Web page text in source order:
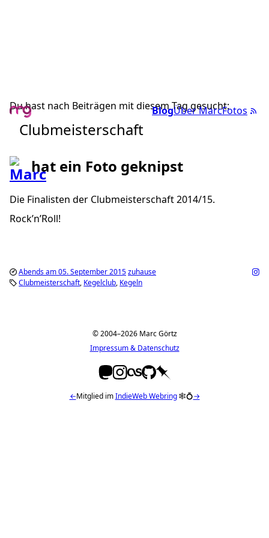
BlogÜber MarcFotos
Du hast nach Beiträgen mit diesem Tag gesucht:
Clubmeisterschaft
hat ein Foto geknipst
Die Finalisten der Clubmeisterschaft 2014/15.
Rock’n’Roll!
Abends am 05. September 2015zuhause
Clubmeisterschaft Kegelclub Kegeln
© 2004–2026 Marc Görtz
Impressum & Datenschutz
←Mitglied imIndieWeb Webring🕸💍→